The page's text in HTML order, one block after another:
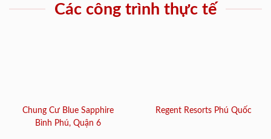
Các công trình thực tế
Chung Cư Blue Sapphire
Bình Phú, Quận 6
Regent Resorts Phú Quốc